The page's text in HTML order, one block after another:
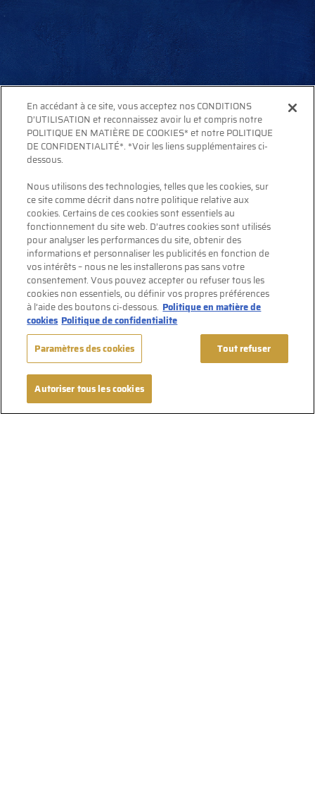
Suivez-nous sur
En accédant à ce site, vous acceptez nos CONDITIONS
D’UTILISATION et reconnaissez avoir lu et compris notre
POLITIQUE EN MATIÈRE DE COOKIES* et notre POLITIQUE
DE CONFIDENTIALITÉ*. *Voir les liens supplémentaires ci-
dessous.
Nous utilisons des technologies, telles que les cookies, sur
ce site comme décrit dans notre politique relative aux
cookies. Certains de ces cookies sont essentiels au
fonctionnement du site web. D’autres cookies sont utilisés
pour analyser les performances du site, obtenir des
informations et personnaliser les publicités en fonction de
vos intérêts – nous ne les installerons pas sans votre
consentement. Vous pouvez accepter ou refuser tous les
cookies non essentiels, ou définir vos propres préférences
à l’aide des boutons ci-dessous. Politique en matière de
cookies Politique de confidentialite
Paramètres des cookies
Tout refuser
Autoriser tous les cookies